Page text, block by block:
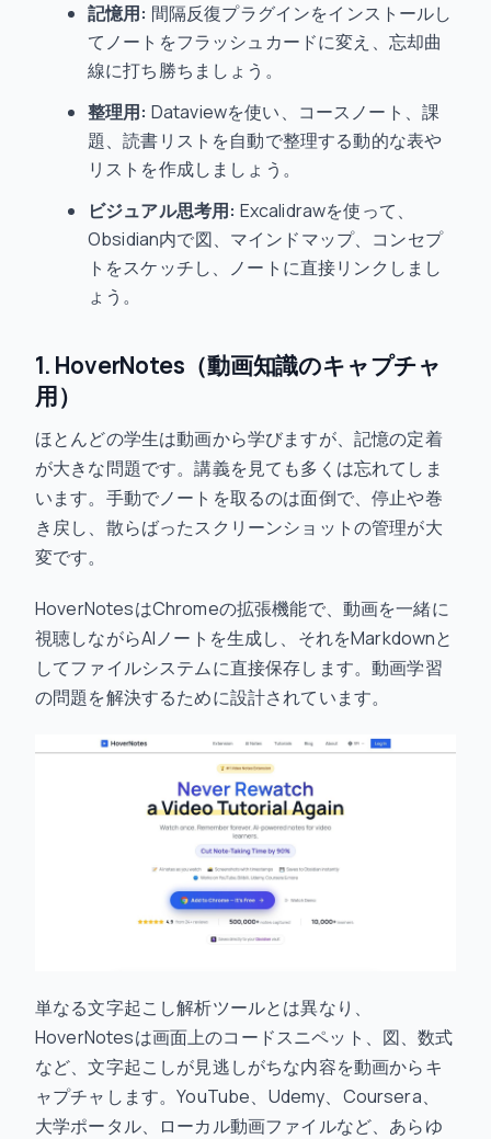
記憶用: 間隔反復プラグインをインストールし
てノートをフラッシュカードに変え、忘却曲
線に打ち勝ちましょう。
整理用: Dataviewを使い、コースノート、課
題、読書リストを自動で整理する動的な表や
リストを作成しましょう。
ビジュアル思考用: Excalidrawを使って、
Obsidian内で図、マインドマップ、コンセプ
トをスケッチし、ノートに直接リンクしまし
ょう。
1. HoverNotes（動画知識のキャプチャ
用）
ほとんどの学生は動画から学びますが、記憶の定着
が大きな問題です。講義を見ても多くは忘れてしま
います。手動でノートを取るのは面倒で、停止や巻
き戻し、散らばったスクリーンショットの管理が大
変です。
HoverNotesはChromeの拡張機能で、動画を一緒に
視聴しながらAIノートを生成し、それをMarkdownと
してファイルシステムに直接保存します。動画学習
の問題を解決するために設計されています。
単なる文字起こし解析ツールとは異なり、
HoverNotesは画面上のコードスニペット、図、数式
など、文字起こしが見逃しがちな内容を動画からキ
ャプチャします。YouTube、Udemy、Coursera、
大学ポータル、ローカル動画ファイルなど、あらゆ